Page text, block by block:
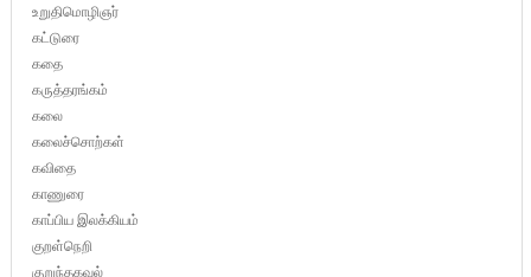
உறுதிமொழிஞர்
கட்டுரை
கதை
கருத்தரங்கம்
கலை
கலைச்சொற்கள்
கவிதை
காணுரை
காப்பிய இலக்கியம்
குறள்நெறி
குறுந்தகவல்